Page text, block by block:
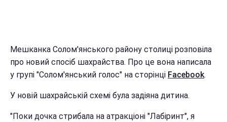
Мешканка Солом'янського району столиці розповіла
про новий спосіб шахрайства. Про це вона написала
у групі "Солом'янський голос" на сторінці Facebook.
У новій шахрайській схемі була задіяна дитина.
"Поки дочка стрибала на атракціоні "Лабіринт", я